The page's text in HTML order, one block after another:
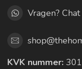
Vragen?
KVK nummer: